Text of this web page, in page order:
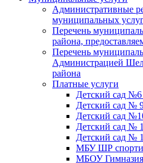
Административные
муниципальных
Перечень
района,
Перечень
Администрацией
района
Платные услуги
Детский сад
Детский сад №
Детский сад
Детский сад №
Детский сад №
МБУ ШР
МБОУ Гимназия